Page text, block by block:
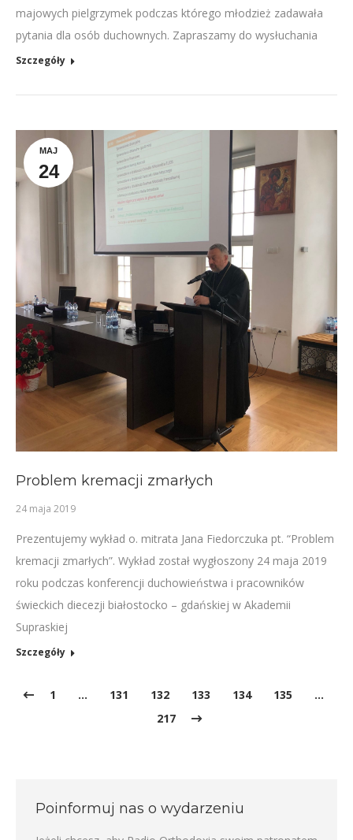
majowych pielgrzymek podczas którego młodzież zadawała
pytania dla osób duchownych. Zapraszamy do wysłuchania
Szczegóły
MAJ
24
Problem kremacji zmarłych
24 maja 2019
Prezentujemy wykład o. mitrata Jana Fiedorczuka pt. “Problem
kremacji zmarłych”. Wykład został wygłoszony 24 maja 2019
roku podczas konferencji duchowieństwa i pracowników
świeckich diecezji białostocko – gdańskiej w Akademii
Supraskiej
Szczegóły
1 … 131 132 133 134 135
…
217
Poinformuj nas o wydarzeniu